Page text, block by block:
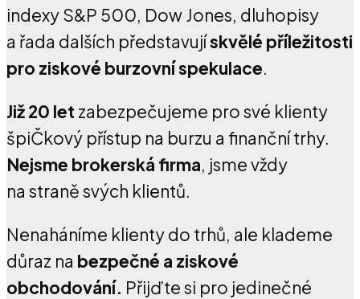
indexy S&P 500, Dow Jones, dluhopisy
a řada dalších představujískvělé příležitosti
pro ziskové burzovní spekulace.
Již 20 let zabezpečujeme pro své klienty
špiČkový přístup na burzu a finanční trhy.
Nejsme brokerská firma, jsme vždy
na straně svých klientů.
Nenaháníme klienty do trhů, ale klademe
důraz na bezpečné a ziskové
obchodování. Přijďte si pro jedinečné